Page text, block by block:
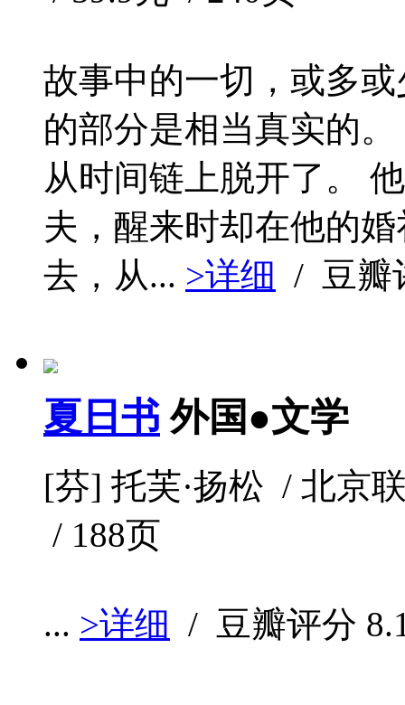
故事中的一切，或多
的部分是相当真实的
从时间链上脱开了。
夫，醒来时却在他的
去，从... >详细 / 豆瓣
夏日书 外国●文学
[芬] 托芙·扬松 / 北京
/ 188页
... >详细 / 豆瓣评分